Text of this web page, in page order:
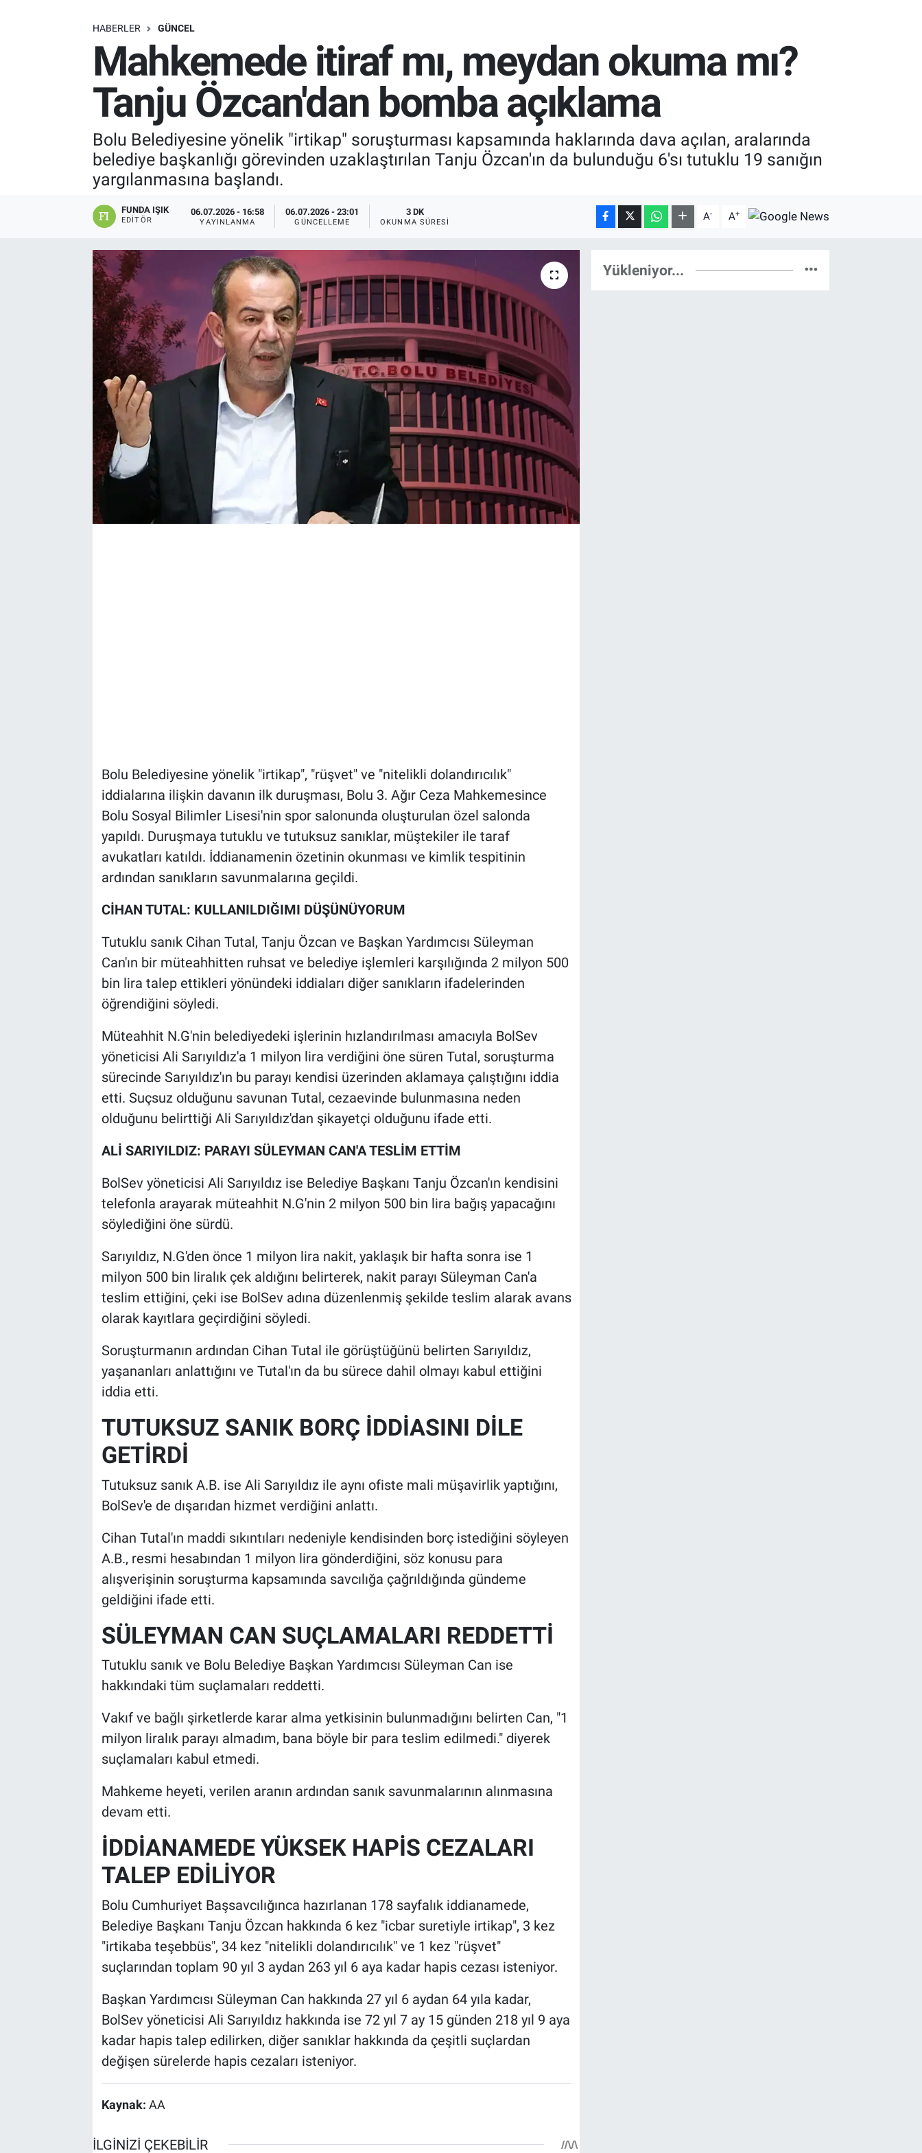
HABERLER GÜNCEL
Mahkemede itiraf mı, meydan okuma mı?
Tanju Özcan'dan bomba açıklama
Bolu Belediyesine yönelik "irtikap" soruşturması kapsamında haklarında dava açılan, aralarında
belediye başkanlığı görevinden uzaklaştırılan Tanju Özcan'ın da bulunduğu 6'sı tutuklu 19 sanığın
yargılanmasına başlandı.
FUNDA IŞIK
EDITÖR
06.07.2026 - 16:58
YAYINLANMA
06.07.2026 - 23:01
GÜNCELLEME
3 DK
OKUNMA SÜRESI A- A+
Bolu Belediyesine yönelik "irtikap", "rüşvet" ve "nitelikli dolandırıcılık"
iddialarına ilişkin davanın ilk duruşması, Bolu 3. Ağır Ceza Mahkemesince
Bolu Sosyal Bilimler Lisesi'nin spor salonunda oluşturulan özel salonda
yapıldı. Duruşmaya tutuklu ve tutuksuz sanıklar, müştekiler ile taraf
avukatları katıldı. İddianamenin özetinin okunması ve kimlik tespitinin
ardından sanıkların savunmalarına geçildi.
CİHAN TUTAL: KULLANILDIĞIMI DÜŞÜNÜYORUM
Tutuklu sanık Cihan Tutal, Tanju Özcan ve Başkan Yardımcısı Süleyman
Can'ın bir müteahhitten ruhsat ve belediye işlemleri karşılığında 2 milyon 500
bin lira talep ettikleri yönündeki iddiaları diğer sanıkların ifadelerinden
öğrendiğini söyledi.
Müteahhit N.G'nin belediyedeki işlerinin hızlandırılması amacıyla BolSev
yöneticisi Ali Sarıyıldız'a 1 milyon lira verdiğini öne süren Tutal, soruşturma
sürecinde Sarıyıldız'ın bu parayı kendisi üzerinden aklamaya çalıştığını iddia
etti. Suçsuz olduğunu savunan Tutal, cezaevinde bulunmasına neden
olduğunu belirttiği Ali Sarıyıldız'dan şikayetçi olduğunu ifade etti.
ALİ SARIYILDIZ: PARAYI SÜLEYMAN CAN'A TESLİM ETTİM
BolSev yöneticisi Ali Sarıyıldız ise Belediye Başkanı Tanju Özcan'ın kendisini
telefonla arayarak müteahhit N.G'nin 2 milyon 500 bin lira bağış yapacağını
söylediğini öne sürdü.
Sarıyıldız, N.G'den önce 1 milyon lira nakit, yaklaşık bir hafta sonra ise 1
milyon 500 bin liralık çek aldığını belirterek, nakit parayı Süleyman Can'a
teslim ettiğini, çeki ise BolSev adına düzenlenmiş şekilde teslim alarak avans
olarak kayıtlara geçirdiğini söyledi.
Soruşturmanın ardından Cihan Tutal ile görüştüğünü belirten Sarıyıldız,
yaşananları anlattığını ve Tutal'ın da bu sürece dahil olmayı kabul ettiğini
iddia etti.
TUTUKSUZ SANIK BORÇ İDDİASINI DİLE
GETİRDİ
Tutuksuz sanık A.B. ise Ali Sarıyıldız ile aynı ofiste mali müşavirlik yaptığını,
BolSev'e de dışarıdan hizmet verdiğini anlattı.
Cihan Tutal'ın maddi sıkıntıları nedeniyle kendisinden borç istediğini söyleyen
A.B., resmi hesabından 1 milyon lira gönderdiğini, söz konusu para
alışverişinin soruşturma kapsamında savcılığa çağrıldığında gündeme
geldiğini ifade etti.
SÜLEYMAN CAN SUÇLAMALARI REDDETTİ
Tutuklu sanık ve Bolu Belediye Başkan Yardımcısı Süleyman Can ise
hakkındaki tüm suçlamaları reddetti.
Vakıf ve bağlı şirketlerde karar alma yetkisinin bulunmadığını belirten Can, "1
milyon liralık parayı almadım, bana böyle bir para teslim edilmedi." diyerek
suçlamaları kabul etmedi.
Mahkeme heyeti, verilen aranın ardından sanık savunmalarının alınmasına
devam etti.
İDDİANAMEDE YÜKSEK HAPİS CEZALARI
TALEP EDİLİYOR
Bolu Cumhuriyet Başsavcılığınca hazırlanan 178 sayfalık iddianamede,
Belediye Başkanı Tanju Özcan hakkında 6 kez "icbar suretiyle irtikap", 3 kez
"irtikaba teşebbüs", 34 kez "nitelikli dolandırıcılık" ve 1 kez "rüşvet"
suçlarından toplam 90 yıl 3 aydan 263 yıl 6 aya kadar hapis cezası isteniyor.
Başkan Yardımcısı Süleyman Can hakkında 27 yıl 6 aydan 64 yıla kadar,
BolSev yöneticisi Ali Sarıyıldız hakkında ise 72 yıl 7 ay 15 günden 218 yıl 9 aya
kadar hapis talep edilirken, diğer sanıklar hakkında da çeşitli suçlardan
değişen sürelerde hapis cezaları isteniyor.
Kaynak: AA
Yükleniyor...
ÖZEL HABER
RESMİ İLANLAR
İletişim/Künye
Gözden Kaçmasın
İletişim (Künye)